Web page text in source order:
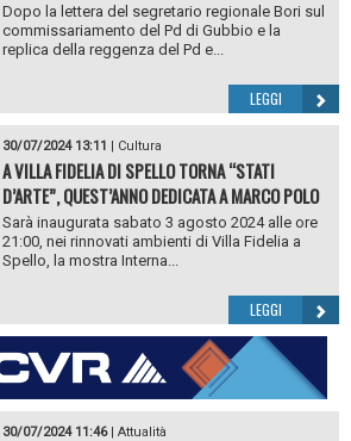
Dopo la lettera del segretario regionale Bori sul
commissariamento del Pd di Gubbio e la
replica della reggenza del Pd e...
LEGGI
30/07/2024 13:11 Cultura
A VILLA FIDELIA DI SPELLO TORNA “STATI
D’ARTE”, QUEST’ANNO DEDICATA A MARCO POLO
Sarà inaugurata sabato 3 agosto 2024 alle ore
21:00, nei rinnovati ambienti di Villa Fidelia a
Spello, la mostra Interna...
LEGGI
30/07/2024 11:46| Attualità